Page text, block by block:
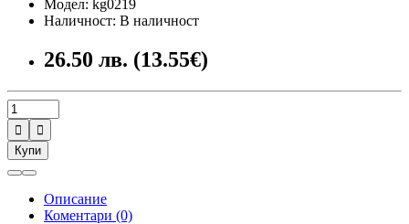
Модел: kg0219
Наличност: В наличност
26.50 лв. (13.55€)


Купи
Описание
Коментари (0)